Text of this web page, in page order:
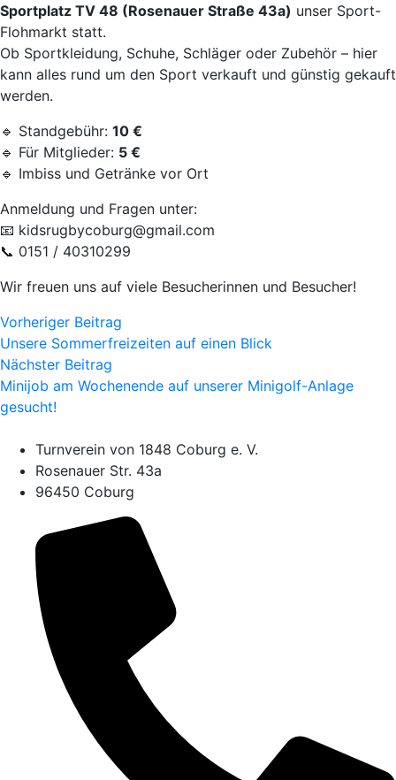
Sportplatz TV 48 (Rosenauer Straße 43a) unser Sport-
Flohmarkt statt.
Ob Sportkleidung, Schuhe, Schläger oder Zubehör – hier
kann alles rund um den Sport verkauft und günstig gekauft
werden.
🔹 Standgebühr: 10 €
🔹 Für Mitglieder: 5 €
🔹 Imbiss und Getränke vor Ort
Anmeldung und Fragen unter:
📧 kidsrugbycoburg@gmail.com
📞 0151 / 40310299
Wir freuen uns auf viele Besucherinnen und Besucher!
Vorheriger Beitrag
Unsere Sommerfreizeiten auf einen Blick
Nächster Beitrag
Minijob am Wochenende auf unserer Minigolf-Anlage
gesucht!
Turnverein von 1848 Coburg e. V.
Rosenauer Str. 43a
96450 Coburg